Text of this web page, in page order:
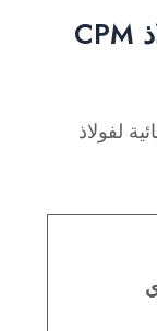
الخصائص الفيزيائية للفولاذ CPM
لفولاذ